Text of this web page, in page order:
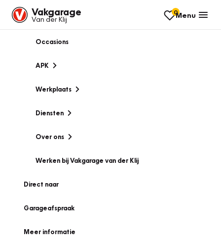
Vakgarage
Van der Klij
0Menu
Occasions
APK
Werkplaats
Diensten
Over ons
Werken bij Vakgarage van der Klij
Direct naar
Garageafspraak
Meer informatie